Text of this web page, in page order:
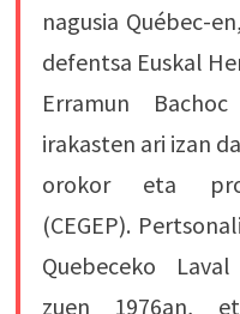
nagusia Québec-
defentsa Euskal
Erramun
irakasten ari izan
orokor eta
(CEGEP).
Quebeceko
zuen 1976an,